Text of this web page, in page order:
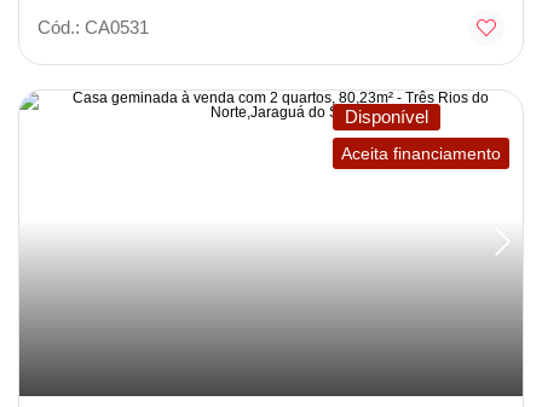
Cód.: CA0531
Disponível
Aceita financiamento